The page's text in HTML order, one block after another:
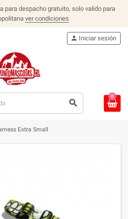
para despacho gratuito, solo valido para
ver condiciones
search
person Iniciar sesión
0
Extra Small